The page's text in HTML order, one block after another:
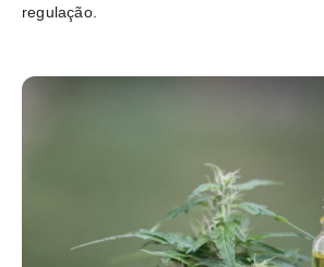
regulação.